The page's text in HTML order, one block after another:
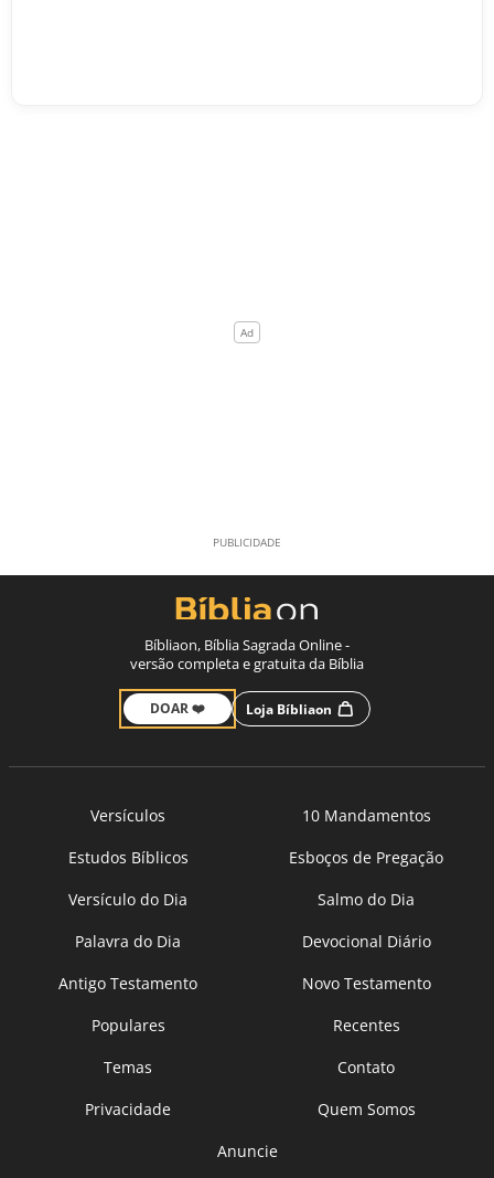
Bíbliaon, Bíblia Sagrada Online -
versão completa e gratuita da Bíblia
DOAR ❤️ Loja Bíbliaon
Versículos
10 Mandamentos
Estudos Bíblicos
Esboços de Pregação
Versículo do Dia
Salmo do Dia
Palavra do Dia
Devocional Diário
Antigo Testamento
Novo Testamento
Populares
Recentes
Temas
Contato
Privacidade
Quem Somos
Anuncie